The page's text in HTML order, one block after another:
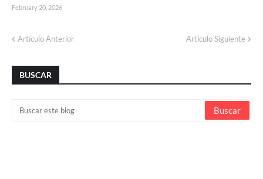
February 20, 2026
Artículo Anterior Artículo Siguiente
BUSCAR